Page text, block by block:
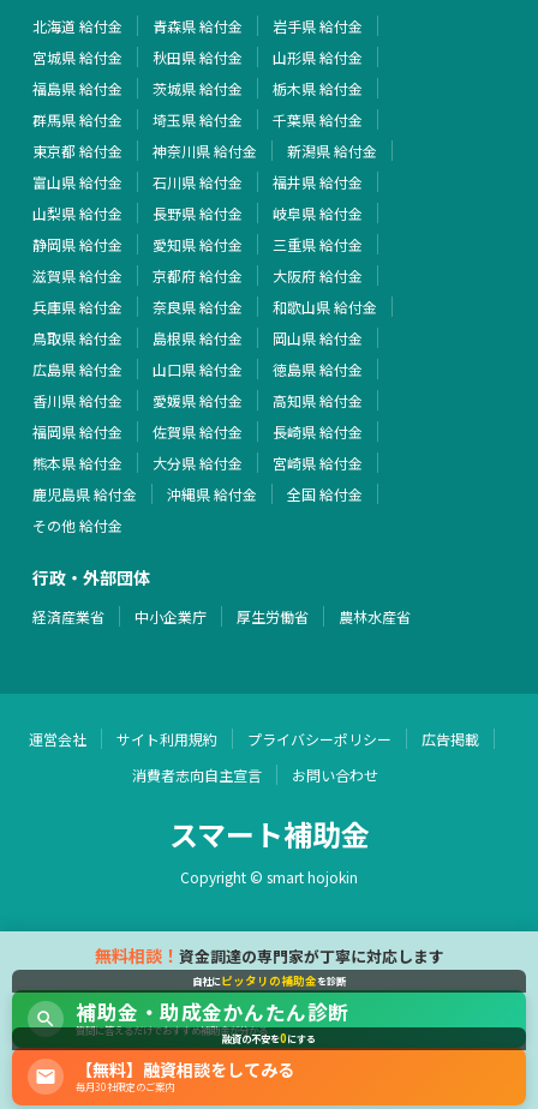
北海道 給付金 青森県 給付金
岩手県 給付金
宮城県 給付金
秋田県 給付金
山形県 給付金
福島県 給付金
茨城県 給付金
栃木県 給付金
群馬県 給付金
埼玉県 給付金
千葉県 給付金
東京都 給付金
神奈川県 給付金
新潟県 給付金
富山県 給付金
石川県 給付金
福井県 給付金
山梨県 給付金
長野県 給付金
岐阜県 給付金
静岡県 給付金
愛知県 給付金
三重県 給付金
滋賀県 給付金
京都府 給付金
大阪府 給付金
兵庫県 給付金
奈良県 給付金
和歌山県 給付金
鳥取県 給付金
島根県 給付金
岡山県 給付金
広島県 給付金
山口県 給付金
徳島県 給付金
香川県 給付金
愛媛県 給付金
高知県 給付金
福岡県 給付金
佐賀県 給付金
長崎県 給付金
熊本県 給付金
大分県 給付金
宮崎県 給付金
鹿児島県 給付金
沖縄県 給付金
全国 給付金
その他 給付金
行政・外部団体
経済産業省 中小企業庁 厚生労働省 農林水産省
運営会社 サイト利用規約 プライバシーポリシー
広告掲載
消費者志向自主宣言
お問い合わせ
スマート補助金
Copyright © smart hojokin
無料相談！ 資金調達の専門家が丁寧に対応します
自社にピッタリの補助金を診断
補助金・助成金かんたん診断
質問に答えるだけでおすすめ補助金が分かる
融資の不安を0にする
【無料】融資相談をしてみる
毎月30社限定のご案内